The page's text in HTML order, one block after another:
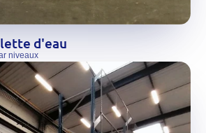
d'eau
niveaux